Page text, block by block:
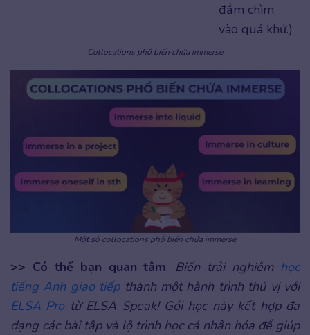
đắm chìm
vào quá khứ.)
Collocations phổ biến chứa immerse
Một số collocations phổ biến chứa immerse
>> Có thể bạn quan tâm: Biến trải nghiệm học
tiếng Anh giao tiếpthành một hành trình thú vị với
ELSA Protừ ELSA Speak! Gói học này kết hợp đa
dạng các bài tập và lộ trình học cá nhân hóa để giúp